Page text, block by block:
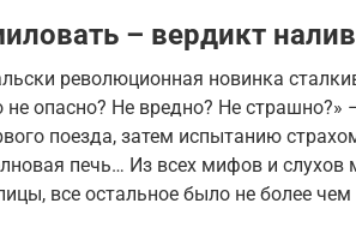
– вердикт
революционная новинка
опасно? Не вредно? Не страшно?»
поезда, затем испытанию
печь… Из всех мифов и слухов
все остальное было не более